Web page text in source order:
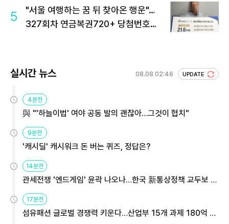
5
"서울 여행하는 꿈 뒤 찾아온 행운"…
327회차 연금복권720+ 당첨번호조
실시간 뉴스 08.08 02:46 UPDATE
4분전
與 "'하늘이법' 여야 공동 발의 괜찮아…그것이 협치"
9분전
'캐시딜' 캐시워크 돈 버는 퀴즈, 정답은?
14분전
관세전쟁 '엔드게임' 윤곽 나오나…한국 新통상정책 교두보 활
용해야
17분전
섬유패션 글로벌 경쟁력 키운다…산업부 15개 과제 180억 지